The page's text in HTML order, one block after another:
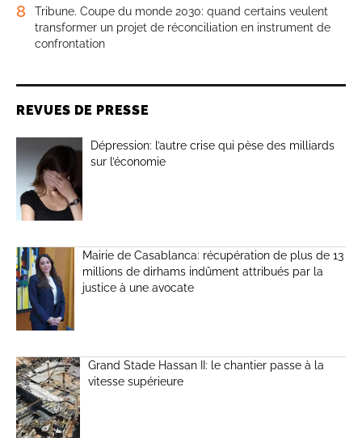
8
Tribune. Coupe du monde 2030: quand certains veulent
transformer un projet de réconciliation en instrument de
confrontation
REVUES DE PRESSE
Dépression: l’autre crise qui pèse des milliards
sur l’économie
Mairie de Casablanca: récupération de plus de 13
millions de dirhams indûment attribués par la
justice à une avocate
Grand Stade Hassan II: le chantier passe à la
vitesse supérieure